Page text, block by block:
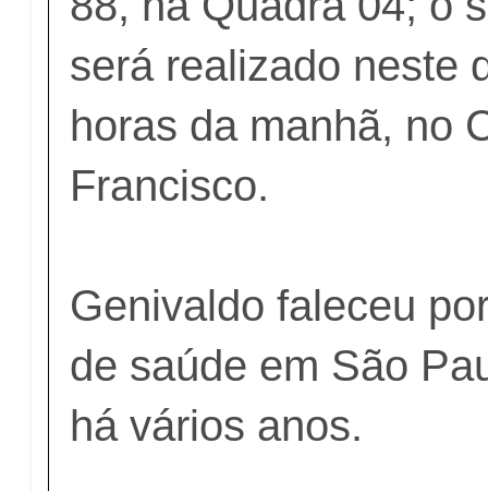
será realizado neste
horas da manhã, no
Francisco.
Genivaldofaleceu
de saúde em São
há vários anos.